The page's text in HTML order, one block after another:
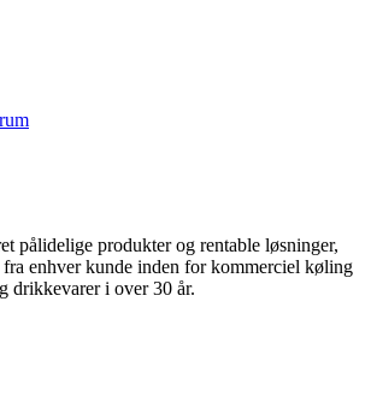
pålidelige produkter og rentable løsninger,
enhver kunde inden for kommerciel køling
drikkevarer i over 30 år.